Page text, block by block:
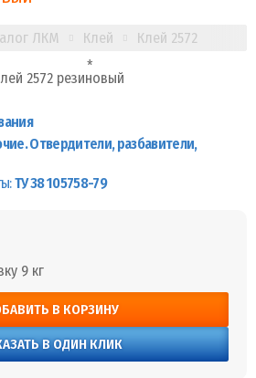
ЛКМ Клей Клей 2572
Отвердители, разбавители,
ТУ 38 105758-79
9 кг
В КОРЗИНУ
В ОДИН КЛИК